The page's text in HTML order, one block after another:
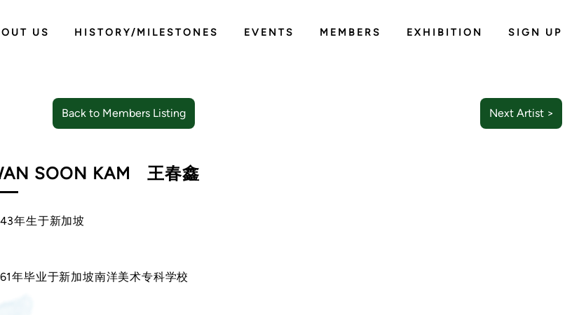
US HISTORY/MILESTONES EVENTS MEMBERS EXHIBITION SIGN UP
Back to Members Listing Next Artist >
SOON KAM 王春鑫
年生于新加坡
年毕业于新加坡南洋美术专科学校